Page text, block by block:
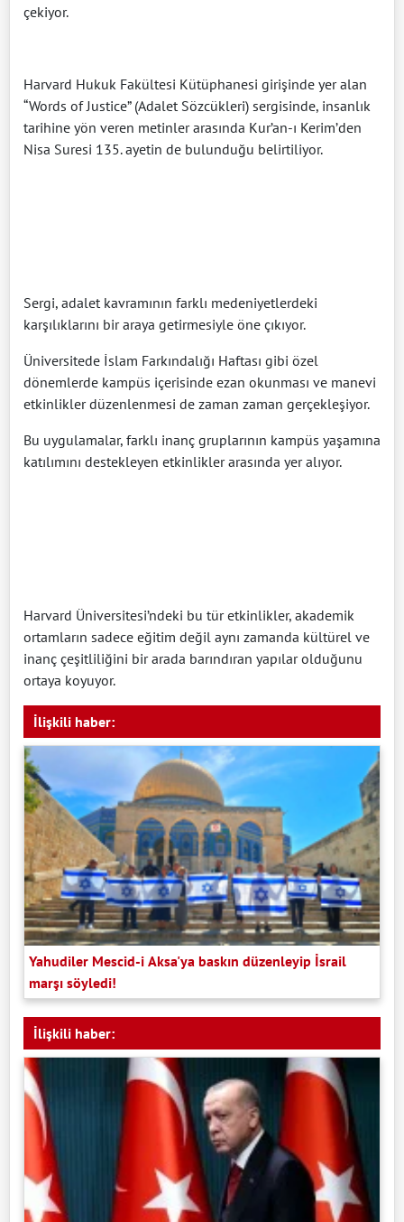
çekiyor.
Harvard Hukuk Fakültesi Kütüphanesi girişinde yer alan
“Words of Justice” (Adalet Sözcükleri) sergisinde, insanlık
tarihine yön veren metinler arasında Kur’an-ı Kerim’den
Nisa Suresi 135. ayetin de bulunduğu belirtiliyor.
Sergi, adalet kavramının farklı medeniyetlerdeki
karşılıklarını bir araya getirmesiyle öne çıkıyor.
Üniversitede İslam Farkındalığı Haftası gibi özel
dönemlerde kampüs içerisinde ezan okunması ve manevi
etkinlikler düzenlenmesi de zaman zaman gerçekleşiyor.
Bu uygulamalar, farklı inanç gruplarının kampüs yaşamına
katılımını destekleyen etkinlikler arasında yer alıyor.
Harvard Üniversitesi’ndeki bu tür etkinlikler, akademik
ortamların sadece eğitim değil aynı zamanda kültürel ve
inanç çeşitliliğini bir arada barındıran yapılar olduğunu
ortaya koyuyor.
İlişkili haber:
Yahudiler Mescid-i Aksa'ya baskın düzenleyip İsrail
marşı söyledi!
İlişkili haber: